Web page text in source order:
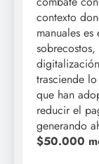
contexto
manuales
trasciende
que han
reducir el
generando
$50.000